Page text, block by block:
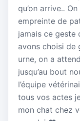
qu’on arrive..
empreinte de
jamais ce geste
avons choisi de
urne, on a
jusqu’au bout
l’équipe
tous vos actes
mon chat chez